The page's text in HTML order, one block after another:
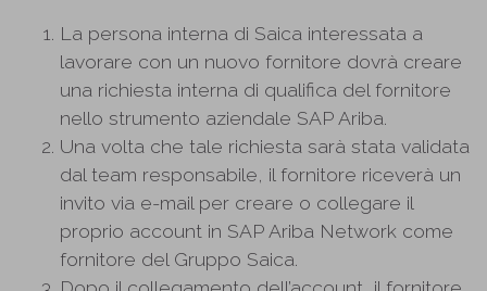
La persona interna di Saica interessata a
lavorare con un nuovo fornitore dovrà creare
una richiesta interna di qualifica del fornitore
nello strumento aziendale SAP Ariba.
Una volta che tale richiesta sarà stata validata
dal team responsabile, il fornitore riceverà un
invito via e-mail per creare o collegare il
proprio account in SAP Ariba Network come
fornitore del Gruppo Saica.